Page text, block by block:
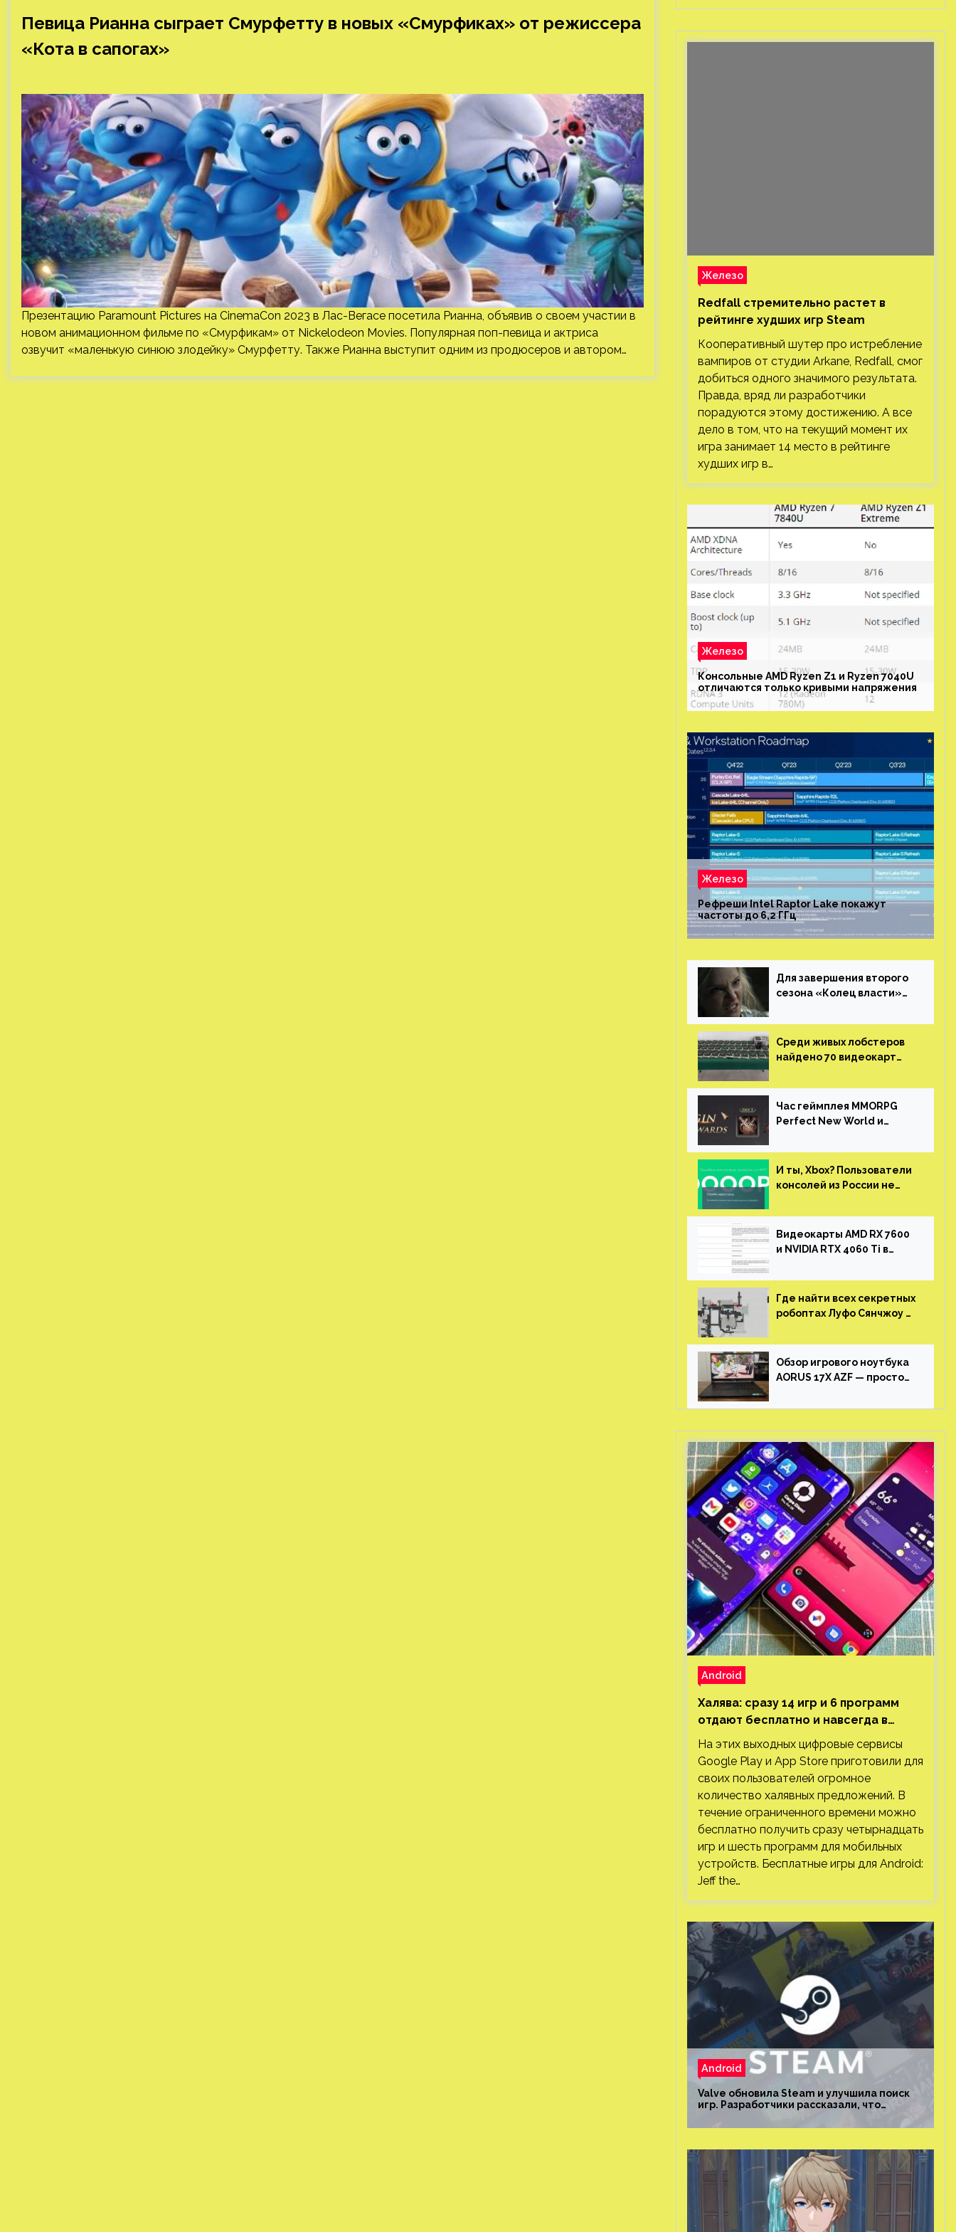
Певица Рианна сыграет Смурфетту в новых «Смурфиках» от режиссера
«Кота в сапогах»
Презентацию Paramount Pictures на CinemaCon 2023 в Лас-Вегасе посетила Рианна, объявив о своем участии в
новом анимационном фильме по «Смурфикам» от Nickelodeon Movies. Популярная поп-певица и актриса
озвучит «маленькую синюю злодейку» Смурфетту. Также Рианна выступит одним из продюсеров и автором…
Железо
Redfall стремительно растет в
рейтинге худших игр Steam
Кооперативный шутер про истребление
вампиров от студии Arkane, Redfall, смог
добиться одного значимого результата.
Правда, вряд ли разработчики
порадуются этому достижению. А все
дело в том, что на текущий момент их
игра занимает 14 место в рейтинге
худших игр в…
Железо
Консольные AMD Ryzen Z1 и Ryzen 7040U
отличаются только кривыми напряжения
Железо
Рефреши Intel Raptor Lake покажут
частоты до 6,2 ГГц
Для завершения второго
сезона «Колец власти»
Среди живых лобстеров
найдено 70 видеокарт
китайской таможни
Час геймплея MMORPG
Perfect New World и
И ты, Xbox? Пользователи
консолей из России не
учетные записи
Видеокарты AMD RX 7600
и NVIDIA RTX 4060 Ti в
Где найти всех секретных
робоптах Луфо Сянчжоу в
Обзор игрового ноутбука
AORUS 17X AZF — просто
Android
Халява: сразу 14 игр и 6 программ
отдают бесплатно и навсегда в
Google Play и App Store. Есть проект
с 1 млн загрузок
На этих выходных цифровые сервисы
Google Play и App Store приготовили для
своих пользователей огромное
количество халявных предложений. В
течение ограниченного времени можно
бесплатно получить сразу четырнадцать
игр и шесть программ для мобильных
устройств. Бесплатные игры для Android:
Jeff the…
Android
Valve обновила Steam и улучшила поиск
игр. Разработчики рассказали, что